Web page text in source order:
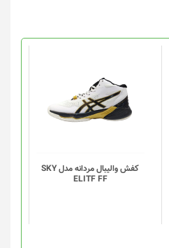
کفش والیبال مردانه مدل SKY
ELITF FF
دارای
انواع
مختلفی
گزینه
ها